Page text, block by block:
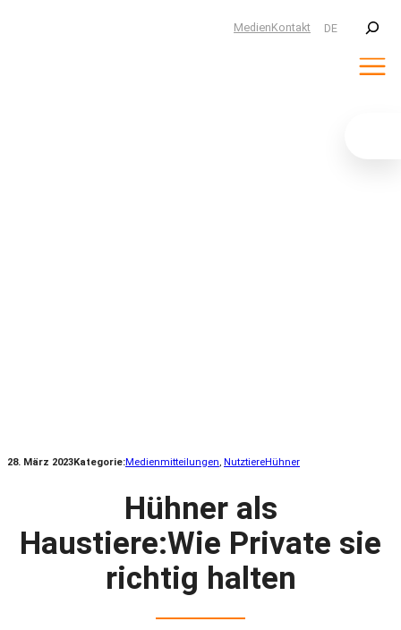
MedienKontakt DE
Suchen
28. März 2023Kategorie:Medienmitteilungen, NutztiereHühner
Hühner als
Haustiere:Wie Private sie
richtig halten